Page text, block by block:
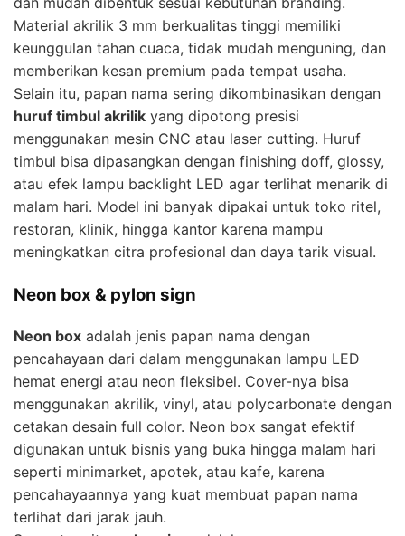
Material akrilik 3 mm berkualitas tinggi memiliki
keunggulan tahan cuaca, tidak mudah menguning, dan
memberikan kesan premium pada tempat usaha.
Selain itu, papan nama sering dikombinasikan dengan
huruf timbul akrilik yang dipotong presisi
menggunakan mesin CNC atau laser cutting. Huruf
timbul bisa dipasangkan dengan finishing doff, glossy,
atau efek lampu backlight LED agar terlihat menarik di
malam hari. Model ini banyak dipakai untuk toko ritel,
restoran, klinik, hingga kantor karena mampu
meningkatkan citra profesional dan daya tarik visual.
Neon box & pylon sign
Neon box adalah jenis papan nama dengan
pencahayaan dari dalam menggunakan lampu LED
hemat energi atau neon fleksibel. Cover-nya bisa
menggunakan akrilik, vinyl, atau polycarbonate dengan
cetakan desain full color. Neon box sangat efektif
digunakan untuk bisnis yang buka hingga malam hari
seperti minimarket, apotek, atau kafe, karena
pencahayaannya yang kuat membuat papan nama
terlihat dari jarak jauh.